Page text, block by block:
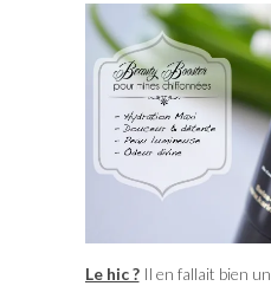
Le hic ?Il en fallait bien un,